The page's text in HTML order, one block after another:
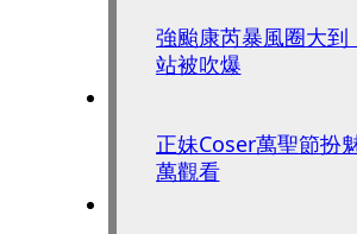
強颱康芮暴風圈大
站被吹爆
正妹Coser萬聖節扮
萬觀看